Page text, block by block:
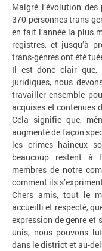
Malgré l’évolution
370 personnes trans-
en fait l’année la plus
registres, et jusqu’à
trans-genres ont été
Il est donc clair que,
juridiques, nous
travailler ensemble
acquises et contenues
Cela signifie que,
augmenté de façon
les crimes haineux
beaucoup restent à
membres de notre
comment ils
Chers amis, tout le
accueilli et respecté,
expression de genre et
unis, nous pouvons
dans le district et au-